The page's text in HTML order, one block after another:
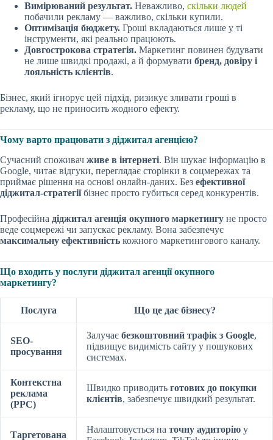
Вимірюваний результат. Неважливо, скільки людей
побачили рекламу — важливо, скільки купили.
Оптимізація бюджету. Гроші вкладаються лише у ті
інструменти, які реально працюють.
Довгострокова стратегія. Маркетинг повинен будувати
не лише швидкі продажі, а й формувати бренд, довіру і
лояльність клієнтів.
Бізнес, який ігнорує цей підхід, ризикує зливати гроші в
рекламу, що не приносить жодного ефекту.
Чому варто працювати з діджитал агенцією?
Сучасний споживач живе в інтернеті. Він шукає інформацію в
Google, читає відгуки, переглядає сторінки в соцмережах та
приймає рішення на основі онлайн-даних. Без ефективної
діджитал-стратегіїбізнес просто губиться серед конкурентів.
Професійна діджитал агенція окупного маркетингу не просто
веде соцмережі чи запускає рекламу. Вона забезпечує
максимальну ефективність кожного маркетингового каналу.
Що входить у послуги діджитал агенції окупного
маркетингу?
Послуга Що це дає бізнесу?
SEO-
просування
Залучає безкоштовний трафік з Google,
підвищує видимість сайту у пошукових
системах.
Контекстна
реклама
(PPC)
Швидко приводить готових до покупки
клієнтів, забезпечує швидкий результат.
Таргетована
Налаштовується на точну аудиторію у